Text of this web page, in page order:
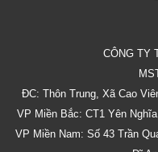
CÔNG TY
ĐC: Thôn Trung, Xã Cao
VP Miền Bắc: CT1 Yên
VP Miền Nam: Số 43 Trần